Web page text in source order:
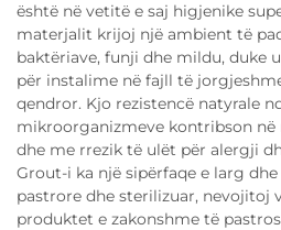
është në vetitë e saj higjenike
materjalit krijoj një ambient të
baktëriave, funji dhe mildu, duke
për instalime në fajll të
qendror. Kjo rezistencë natyrale
mikroorganizmeve kontribson
dhe me rrezik të ulët për alergji
Grout-i ka një sipërfaqe e larg
pastrore dhe sterilizuar, nevojitoj
produktet e zakonshme të